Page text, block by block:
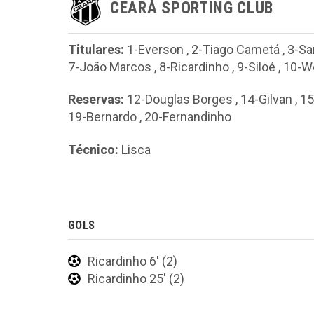
CEARÁ SPORTING CLUB
Titulares: 1-Everson , 2-Tiago Cametá , 3-
7-João Marcos , 8-Ricardinho , 9-Siloé , 10-
Reservas: 12-Douglas Borges , 14-Gilvan ,
19-Bernardo , 20-Fernandinho
Técnico: Lisca
GOLS
Ricardinho 6' (2)
Ricardinho 25' (2)